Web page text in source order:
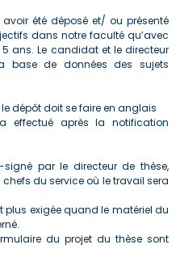
été déposé et/ ou présenté
dans notre faculté qu’avec
ans. Le candidat et le directeur
base de données des sujets
le dépôt doit se faire en anglais
effectué après la notification
par le directeur de thèse,
du service où le travail sera
plus exigée quand le matériel du
du projet du thèse sont